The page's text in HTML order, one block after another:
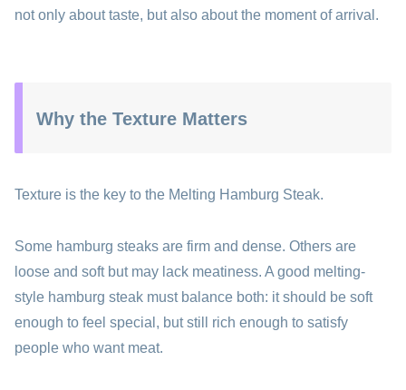
not only about taste, but also about the moment of arrival.
Why the Texture Matters
Texture is the key to the Melting Hamburg Steak.
Some hamburg steaks are firm and dense. Others are
loose and soft but may lack meatiness. A good melting-
style hamburg steak must balance both: it should be soft
enough to feel special, but still rich enough to satisfy
people who want meat.